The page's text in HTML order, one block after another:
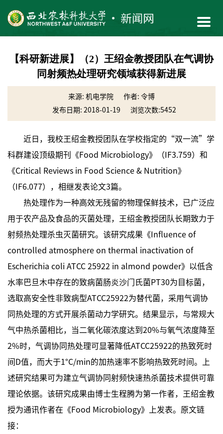
【科研新进展】（2）王绍金教授团队在气调协
同射频热处理研究领域获得新进展
来源: 机电学院
作者: 令博
发布日期: 2018-01-19
浏览次数:5452
近日，我校王绍金教授团队在学校指定的“双一流”学
科群建设顶级期刊《Food Microbiology》（IF3.759）和
《Critical Reviews in Food Science & Nutrition》
（IF6.077），相继发表论文3篇。
热处理作为一种高效无残留的物理保鲜技术，已广泛应
用于农产品及食品的灭菌处理，王绍金教授团队长期致力于
射频热处理杀虫灭菌研究。该研究成果《Influence of
controlled atmosphere on thermal inactivation of
Escherichia coli ATCC 25922 in almond powder》以低含
水率巴旦木中存在的致病菌肠炎沙门氏菌PT30为目标菌，
选取高安全性非致病型ATCC25922为替代菌，采用气调协
同热处理的方式开展杀菌动力学研究。结果显示，与常规大
气中热杀菌相比，当二氧化碳浓度达到20%与氧气浓度降至
2%时，气调协同热处理可显著降低ATCC25922的热致死时
间D值，而大于1°C/min的加热速率不影响热致死时间。上
述研究结果可为建立气调协同射频快速热杀菌技术提供可靠
理论依据。该研究成果由博士生程腾为第一作者，王绍金教
授为通讯作者在《Food Microbiology》上发表。原文链
接：